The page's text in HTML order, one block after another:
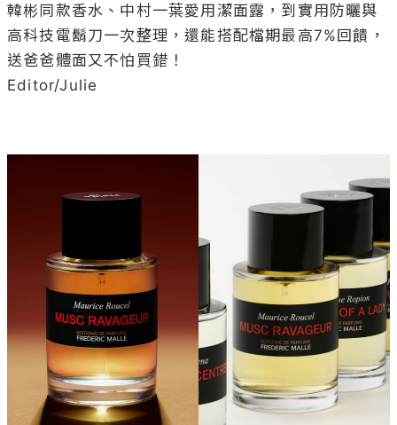
韓彬同款香水、中村一葉愛用潔面露，到實用防曬與
高科技電鬍刀一次整理，還能搭配檔期最高7%回饋，
送爸爸體面又不怕買錯！
Editor/Julie